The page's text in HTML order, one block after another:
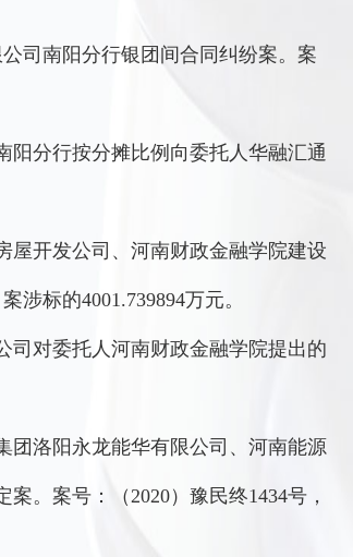
司南阳分行银团间合同纠纷案。案
阳分行按分摊比例向委托人华融汇通
屋开发公司、河南财政金融学院建设
涉标的4001.739894万元。
司对委托人河南财政金融学院提出的
团洛阳永龙能华有限公司、河南能源
。案号：（2020）豫民终1434号，